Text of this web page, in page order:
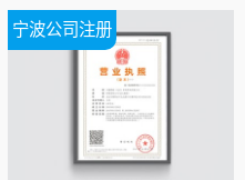
宁波公司注册